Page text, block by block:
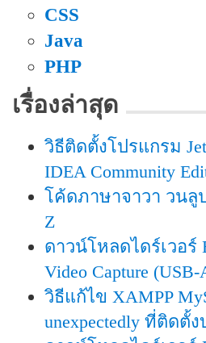
CSS
Java
PHP
เรื่องล่าสุด
วิธีติดตั้งโปรแกรม
IDEA Community
โค้ดภาษาจาวา วนลู
Z
ดาวน์โหลดไดร์เวอร์
Video Capture (USB-
วิธีแก้ไข XAMPP
unexpectedly ที่ติดตั้ง